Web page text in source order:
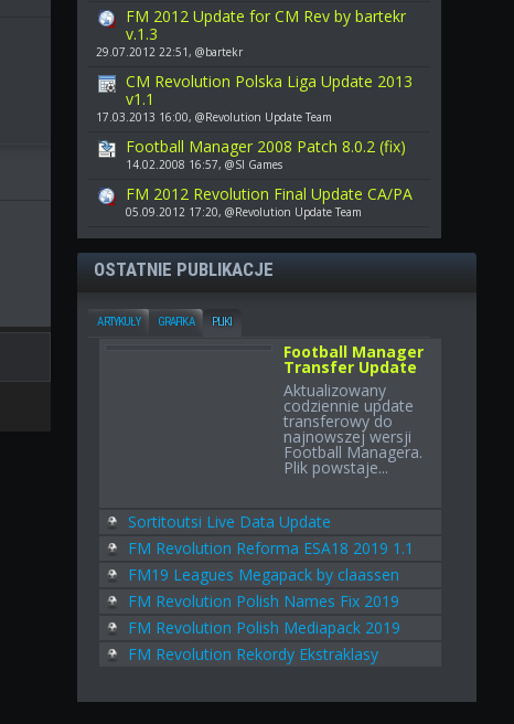
FM 2012 Update for CM Rev by bartekr
v.1.3
29.07.2012 22:51, @bartekr
CM Revolution Polska Liga Update 2013
v1.1
17.03.2013 16:00, @Revolution Update Team
Football Manager 2008 Patch 8.0.2 (fix)
14.02.2008 16:57, @SI Games
FM 2012 Revolution Final Update CA/PA
05.09.2012 17:20, @Revolution Update Team
OSTATNIE PUBLIKACJE
ARTYKUŁY GRAFIKA PLIKI
Football Manager
Transfer Update
Aktualizowany
codziennie update
transferowy do
najnowszej wersji
Football Managera.
Plik powstaje...
Sortitoutsi Live Data Update
FM Revolution Reforma ESA18 2019 1.1
FM19 Leagues Megapack by claassen
FM Revolution Polish Names Fix 2019
FM Revolution Polish Mediapack 2019
FM Revolution Rekordy Ekstraklasy